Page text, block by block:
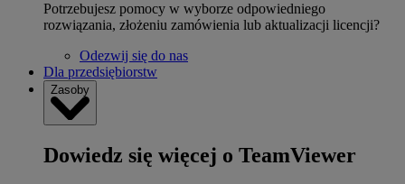
Potrzebujesz pomocy w wyborze odpowiedniego
rozwiązania, złożeniu zamówienia lub aktualizacji licencji?
Odezwij się do nas
Dla przedsiębiorstw
Zasoby
Dowiedz się więcej o TeamViewer